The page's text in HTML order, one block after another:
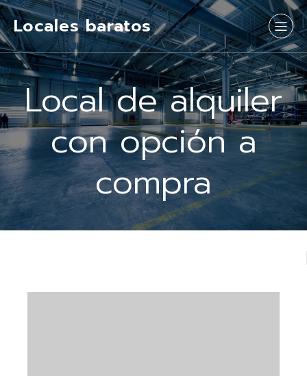
Locales baratos
Local de alquiler
con opción a
compra